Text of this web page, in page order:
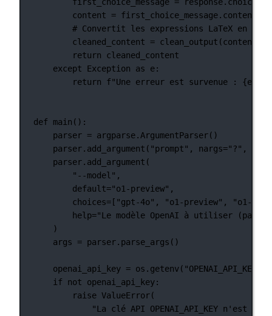
content = first_choice_message.content
# Convertit les expressions LaTeX en
cleaned_content = clean_output(content)
return cleaned_content
except
Exception as e:
return
f"Une erreur est survenue : {e
def main ():
parser = argparse.ArgumentParser()
parser.add_argument( "prompt" , nargs="?" ,
parser.add_argument(
"--model" ,
default="o1-preview" ,
choices=[ "gpt-4o" , "o1-preview" ,
"o1-
help="Le modèle OpenAI à utiliser (par
)
args = parser.parse_args()
openai_api_key = os.getenv( "OPENAI_API_KEY"
if
not openai_api_key:
raise ValueError(
"La clé API OPENAI_API_KEY n'est